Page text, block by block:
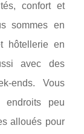
confort et
sommes en
hôtellerie en
avec des
ends. Vous
peu
alloués pour